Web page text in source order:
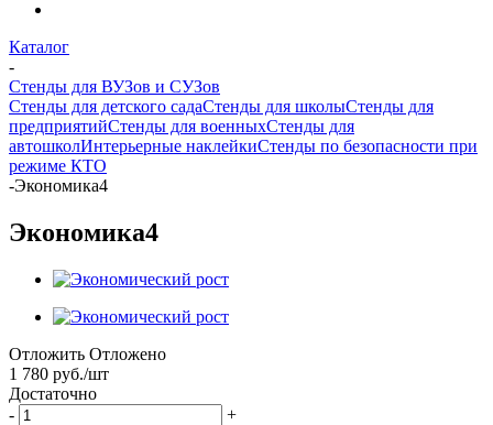
Каталог
-
Стенды для ВУЗов и СУЗов
Стенды для детского садаСтенды для школыСтенды для
предприятийСтенды для военныхСтенды для
автошколИнтерьерные наклейкиСтенды по безопасности при
режиме КТО
-Экономика4
Экономика4
Отложить Отложено
1 780 руб./шт
Достаточно
-
+